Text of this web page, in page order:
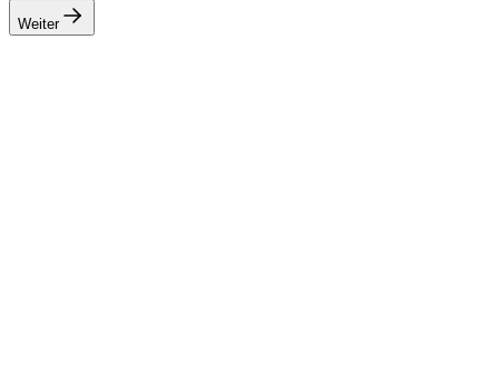
Weiter